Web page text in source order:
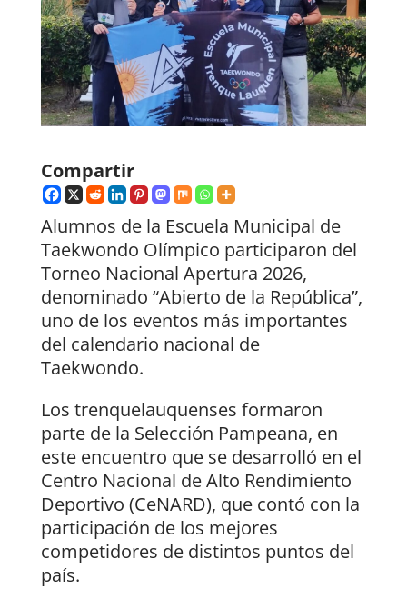
Compartir
Alumnos de la Escuela Municipal de
Taekwondo Olímpico participaron del
Torneo Nacional Apertura 2026,
denominado “Abierto de la República”,
uno de los eventos más importantes
del calendario nacional de
Taekwondo.
Los trenquelauquenses formaron
parte de la Selección Pampeana, en
este encuentro que se desarrolló en el
Centro Nacional de Alto Rendimiento
Deportivo (CeNARD), que contó con la
participación de los mejores
competidores de distintos puntos del
país.